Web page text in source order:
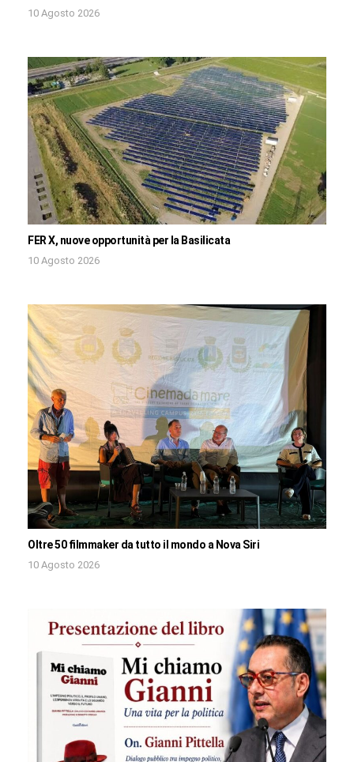
10 Agosto 2026
FER X, nuove opportunità per la Basilicata
10 Agosto 2026
Oltre 50 filmmaker da tutto il mondo a Nova Siri
10 Agosto 2026